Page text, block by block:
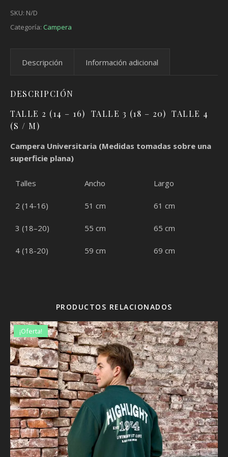
SKU: N/D
Categoría: Campera
Descripción Información adicional
DESCRIPCIÓN
TALLE 2 (14 – 16) TALLE 3 (18 – 20) TALLE 4
(S / M)
Campera Universitaria (Medidas tomadas sobre una
superficie plana)
Talles Ancho Largo
2 (14-16) 51 cm 61 cm
3 (18–20) 55 cm 65 cm
4 (18-20) 59 cm 69 cm
PRODUCTOS RELACIONADOS
¡Oferta!